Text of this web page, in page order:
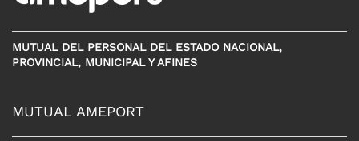
MUTUAL DEL PERSONAL DEL ESTADO NACIONAL,
PROVINCIAL, MUNICIPAL Y AFINES
MUTUAL AMEPORT